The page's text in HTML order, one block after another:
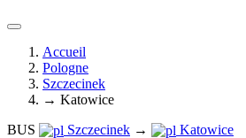
Accueil
Pologne
Szczecinek
→ Katowice
BUS
Szczecinek →
Katowice